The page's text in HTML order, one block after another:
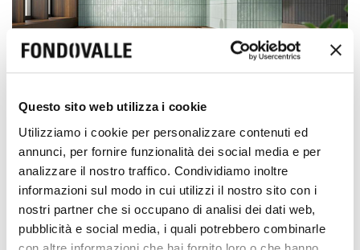
Questo sito web utilizza i cookie
Utilizziamo i cookie per personalizzare contenuti ed
annunci, per fornire funzionalità dei social media e per
analizzare il nostro traffico. Condividiamo inoltre
informazioni sul modo in cui utilizzi il nostro sito con i
nostri partner che si occupano di analisi dei dati web,
pubblicità e social media, i quali potrebbero combinarle
Natural (NC)
6 mm / 0.24"